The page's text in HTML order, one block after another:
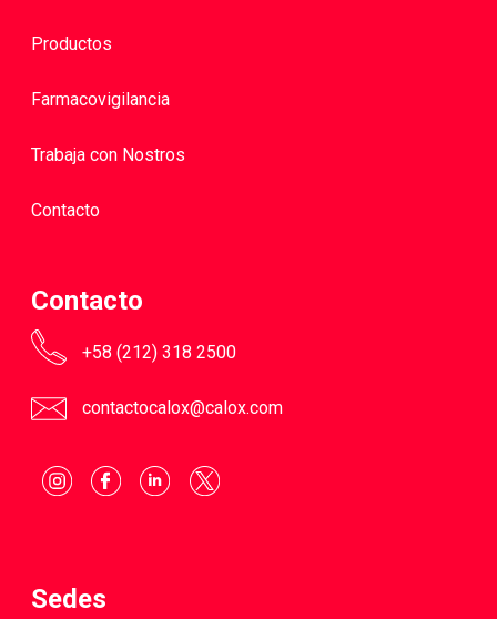
Productos
Farmacovigilancia
Trabaja con Nostros
Contacto
Contacto
+58 (212) 318 2500
contactocalox@calox.com
Sedes